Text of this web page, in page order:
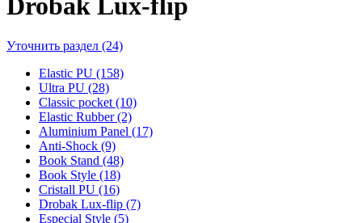
Drobak Lux-flip
Уточнить раздел (24)
Elastic PU (158)
Ultra PU (28)
Classic pocket (10)
Elastic Rubber (2)
Aluminium Panel (17)
Anti-Shock (9)
Book Stand (48)
Book Style (18)
Cristall PU (16)
Drobak Lux-flip (7)
Especial Style (5)